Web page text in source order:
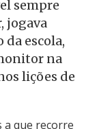
sempre
jogava
escola,
na
lições de
a que recorre